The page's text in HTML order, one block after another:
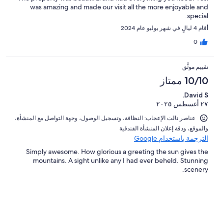
was amazing and made our visit all the more enjoyable and
special.
أقام 4 ليالٍ في شهر يوليو عام 2024
0
تقييم موثَّق
10/10 ممتاز
David S.
٢٧ أغسطس ٢٠٢٥
عناصر نالت الإعجاب: ⁦النظافة⁩، و⁦تسجيل الوصول⁩، و⁦جهة التواصل مع المنشأة⁩،
و⁦الموقع⁩، و⁦دقة إعلان المنشأة الفندقية⁩
الترجمة باستخدام Google
Simply awesome. How glorious a greeting the sun gives the
mountains. A sight unlike any I had ever beheld. Stunning
scenery.